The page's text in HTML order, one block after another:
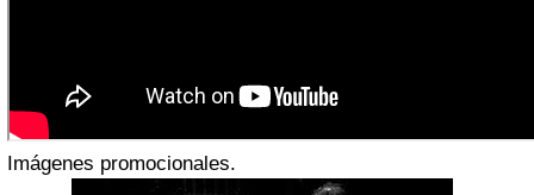
Imágenes promocionales.